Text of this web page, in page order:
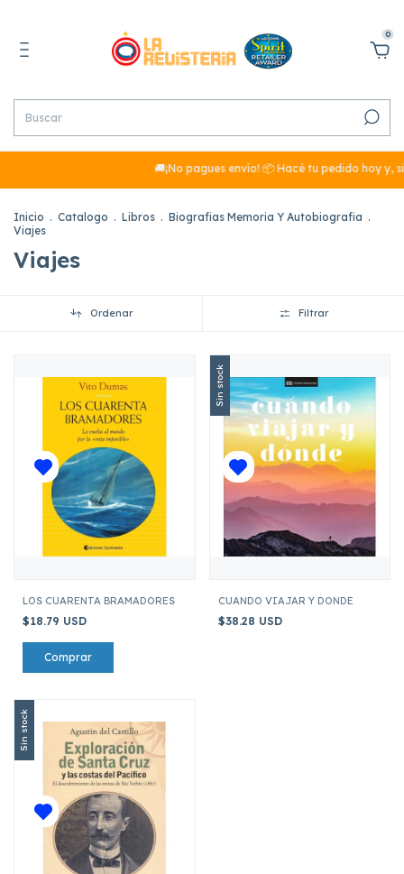
0
🚚¡No pagues envío! 📦 Hacé tu pedido hoy y,
Inicio . Catalogo . Libros . Biografias Memoria Y Autobiografia .
Viajes
Viajes
Ordenar Filtrar
LOS CUARENTA BRAMADORES
$18.79 USD
Sin stock
CUANDO VIAJAR Y DONDE
$38.28 USD
Sin stock